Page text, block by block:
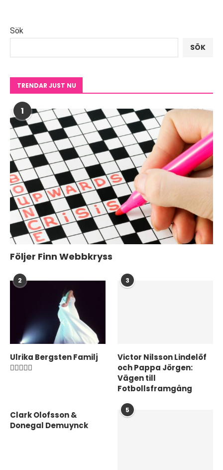
Sök
SÖK
TRENDAR JUST NU
1
Följer Finn Webbkryss
2
Ulrika Bergsten Familj
❤️‍👨‍👩‍👦‍👦
3
Victor Nilsson Lindelöf
och Pappa Jörgen:
Vägen till
Fotbollsframgång
Clark Olofsson &
Donegal Demuynck
5